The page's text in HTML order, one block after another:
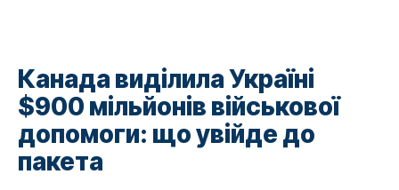
Канада виділила Україні
$900 мільйонів військової
допомоги: що увійде до
пакета